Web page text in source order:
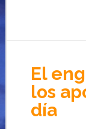
El
los
día